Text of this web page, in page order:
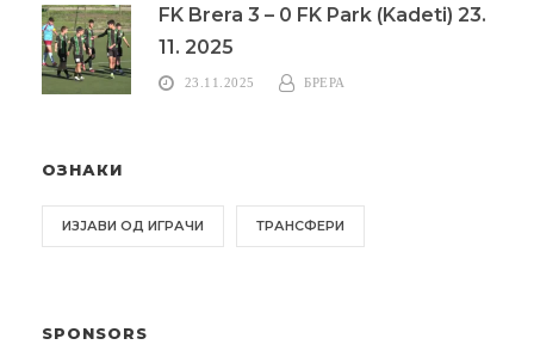
FK Brera 3 – 0 FK Park (Kadeti) 23.
11. 2025
23.11.2025 БРЕРА
ОЗНАКИ
ИЗЈАВИ ОД ИГРАЧИ ТРАНСФЕРИ
SPONSORS